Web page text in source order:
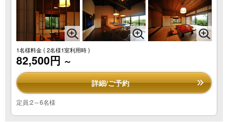
1名様料金( 2名様1室利用時 )
82,500円 ～
詳細/ご予約
定員:2～6名様